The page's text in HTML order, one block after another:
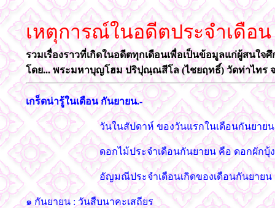
เหตุการณ์ในอดีตประจำเดือ
รวมเรื่องราวที่เกิดในอดีตทุกเดือนเพื่อเป็นข้อมูลแก่ผู้สนใจ
โดย... พระมหาบุญโฮม ปริปุณฺณสีโล (ไชยฤทธิ์) วัดท่าไทร
เกร็ดน่ารู้ในเดือน กันยายน.-
วันในสัปดาห์ ของวันแรกในเดือนกันยาย
ดอกไม้ประจำเดือนกันยายน คือ ดอกผักบุ้
อัญมณีประจำเดือนเกิดของเดือนกันยาย
๑ กันยายน : วันสืบนาคะเสถียร